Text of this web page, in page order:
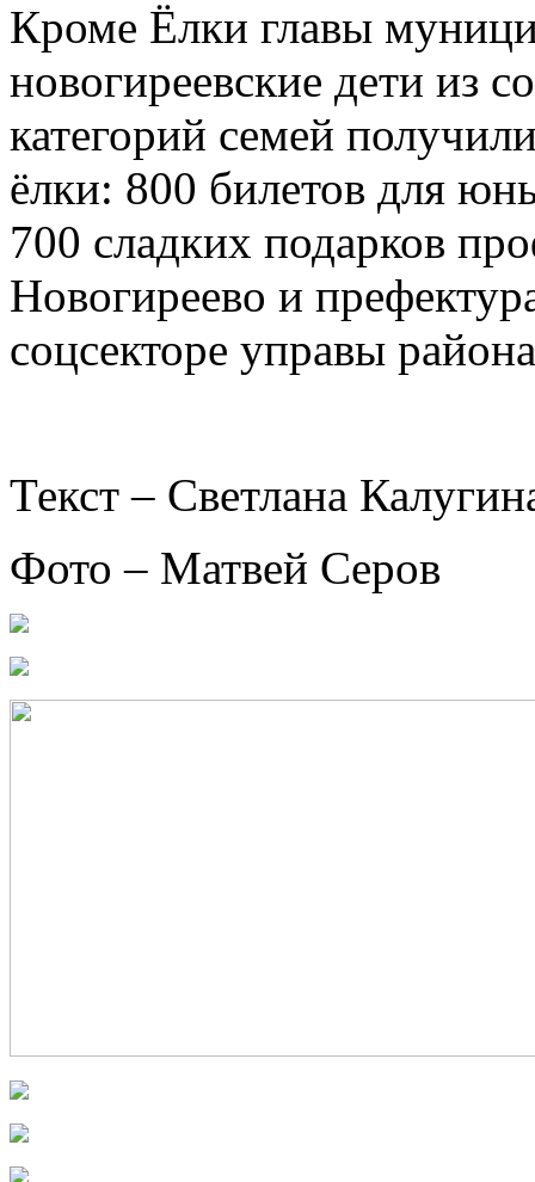
Кроме Ёлки главы
новогиреевские дети из
категорий семей
ёлки: 800 билетов для
700 сладких подарков
Новогиреево и
соцсекторе управы
Текст – Светлана
Фото – Матвей Серов